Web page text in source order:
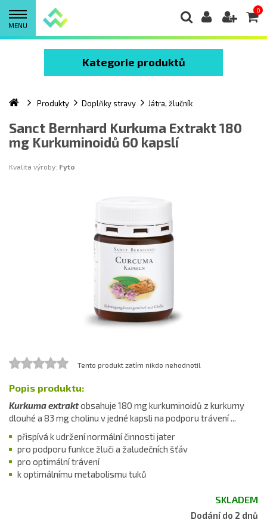
MENU
0
Kategorie produktů
Produkty Doplňky stravy Játra, žlučník
Sanct Bernhard Kurkuma Extrakt 180
mg Kurkuminoidů 60 kapslí
Kvalita výroby: Fyto
Tento produkt zatím nikdo nehodnotil
Popis produktu:
Kurkuma extraktobsahuje 180 mg kurkuminoidů z kurkumy
dlouhé a 83 mg cholinu v jedné kapsli na podporu trávení ...
přispívá k udržení normální činnosti jater
pro podporu funkce žluči a žaludečních šťáv
pro optimální trávení
k optimálnímu metabolismu tuků
SKLADEM
Dodání do 2 dnů